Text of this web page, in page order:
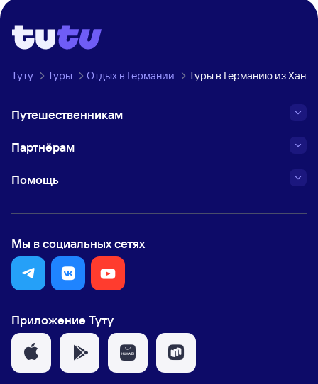
Туту Туры Отдых в Германии Туры в Германию из
Путешественникам
Партнёрам
Помощь
Мы в социальных сетях
Приложение Туту